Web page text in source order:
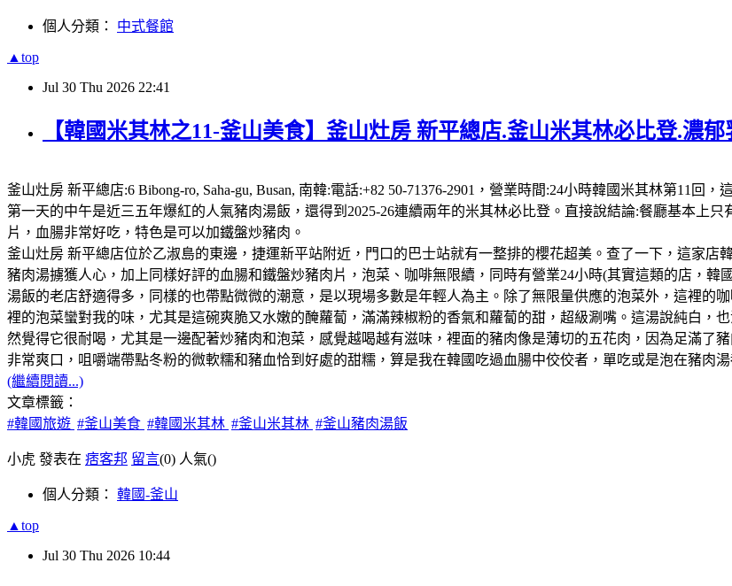
個人分類： 中式餐館
▲top
Jul 30 Thu 2026 22:41
【韓國米其林之11-釜山美食】釜山灶房 新平總店.釜山米其林必比登.濃
釜山灶房 新平總店:6 Bibong-ro, Saha-gu, Busan, 南韓:電話:+82 50-71376-2901，營業時間:24小時韓國米其林第11回
第一天的中午是近三五年爆紅的人氣豬肉湯飯，還得到2025-26連續兩年的米其林必比登。直接說結論:餐廳基本上
片，血腸非常好吃，特色是可以加鐵盤炒豬肉。
釜山灶房 新平總店位於乙淑島的東邊，捷運新平站附近，門口的巴士站就有一整排的櫻花超美。查了一下，這家店
豬肉湯擄獲人心，加上同樣好評的血腸和鐵盤炒豬肉片，泡菜、咖啡無限續，同時有營業24小時(其實這類的店，韓
湯飯的老店舒適得多，同樣的也帶點微微的潮意，是以現場多數是年輕人為主。除了無限量供應的泡菜外，這裡的
裡的泡菜蠻對我的味，尤其是這碗爽脆又水嫩的醃蘿蔔，滿滿辣椒粉的香氣和蘿蔔的甜，超級涮嘴。這湯說純白，
然覺得它很耐喝，尤其是一邊配著炒豬肉和泡菜，感覺越喝越有滋味，裡面的豬肉像是薄切的五花肉，因為足滿了
非常爽口，咀嚼端帶點冬粉的微軟糯和豬血恰到好處的甜糯，算是我在韓國吃過血腸中佼佼者，單吃或是泡在豬肉湯
(繼續閱讀...)
文章標籤：
#韓國旅遊 #釜山美食 #韓國米其林 #釜山米其林 #釜山豬肉湯飯
小虎 發表在 痞客邦 留言(0) 人氣()
個人分類： 韓國-釜山
▲top
Jul 30 Thu 2026 10:44